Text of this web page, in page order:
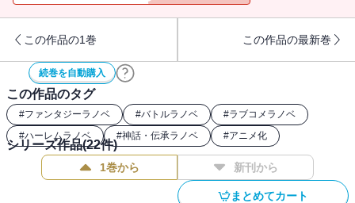
この作品の1巻 この作品の最新巻
続巻を自動購入
この作品のタグ
#ファンタジーラノベ #バトルラノベ #ラブコメラノベ
#ハーレムラノベ #神話・伝承ラノベ #アニメ化
シリーズ作品(22件)
1巻から 新刊から
まとめてカート